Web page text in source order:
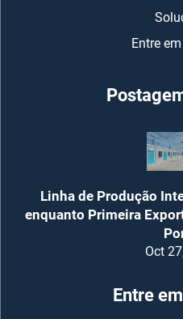
Entre
Linha de Produção
enquanto Primeira
Oct
Entre